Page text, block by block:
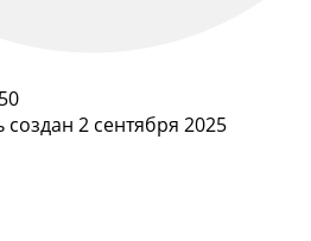
2 сентября 2025